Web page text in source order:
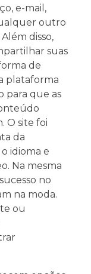
e-mail,
outro
disso,
suas
de
plataforma
para que as
O site foi
da
idioma e
Na mesma
no
na moda.
ou